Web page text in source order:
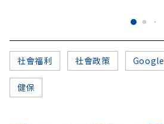
社會福利 社會政策 Google
健保